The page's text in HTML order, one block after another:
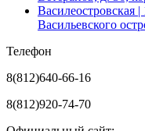
Василеостровская |
Васильевского
Телефон
8(812)640-66-16
8(812)920-74-70